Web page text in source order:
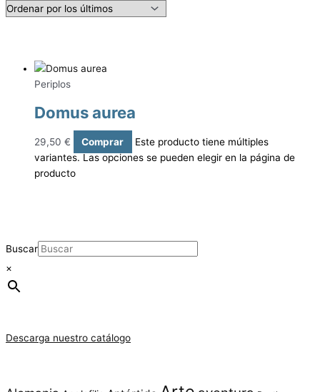
Buscar
×
Descarga nuestro catálogo
Periplos
Domus aurea
29,50 € Comprar
Este producto tiene múltiples
variantes. Las opciones se pueden elegir en la página de
producto